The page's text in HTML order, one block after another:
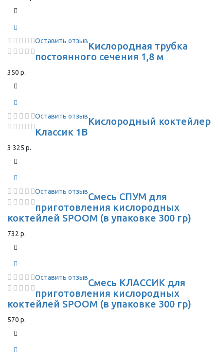
Оставить отзывКислородная трубка
постоянного сечения 1,8 м
350 р.
Оставить отзывКислородный коктейлер
Классик 1В
3 325 р.
Оставить отзывСмесь СПУМ для
приготовления кислородных
коктейлей SPOOM (в упаковке 300 гр)
732 р.
Оставить отзывСмесь КЛАССИК для
приготовления кислородных
коктейлей SPOOM (в упаковке 300 гр)
570 р.